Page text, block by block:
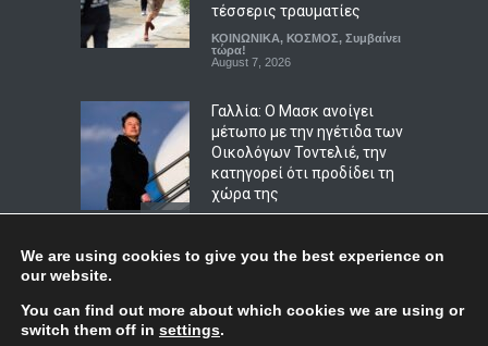
τέσσερις τραυματίες
ΚΟΙΝΩΝΙΚΑ, ΚΟΣΜΟΣ, Συμβαίνει
τώρα!
August 7, 2026
Γαλλία: Ο Μασκ ανοίγει
μέτωπο με την ηγέτιδα των
Οικολόγων Τοντελιέ, την
κατηγορεί ότι προδίδει τη
χώρα της
λα Εσπριέγια ορκίστηκε
πρόεδρος – Το μήνυμα
Top
We are using cookies to give you the best experience on
our website.
You can find out more about which cookies we are using or
switch them off in settings.